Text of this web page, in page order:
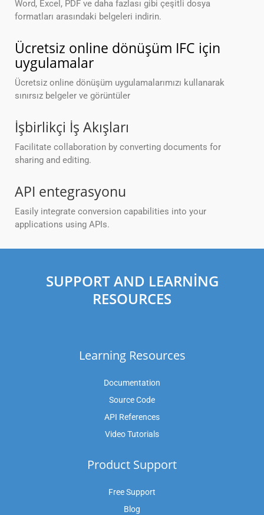
Word, Excel, PDF ve daha fazlası gibi çeşitli dosya
formatları arasındaki belgeleri indirin.
Ücretsiz online dönüşüm IFC için
uygulamalar
Ücretsiz online dönüşüm uygulamalarımızı kullanarak
sınırsız belgeler ve görüntüler
İşbirlikçi İş Akışları
Facilitate collaboration by converting documents for
sharing and editing.
API entegrasyonu
Easily integrate conversion capabilities into your
applications using APIs.
SUPPORT AND LEARNING
RESOURCES
Learning Resources
Documentation
Source Code
API References
Video Tutorials
Product Support
Free Support
Blog